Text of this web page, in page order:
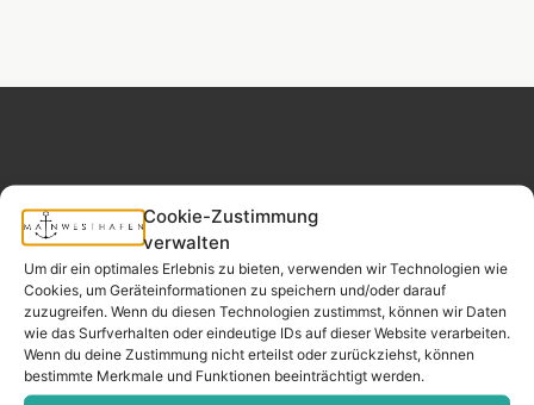
Cookie-Zustimmung
verwalten
Um dir ein optimales Erlebnis zu bieten, verwenden wir Technologien wie
Cookies, um Geräteinformationen zu speichern und/oder darauf
zuzugreifen. Wenn du diesen Technologien zustimmst, können wir Daten
wie das Surfverhalten oder eindeutige IDs auf dieser Website verarbeiten.
Wenn du deine Zustimmung nicht erteilst oder zurückziehst, können
bestimmte Merkmale und Funktionen beeinträchtigt werden.
MAINWESTHAFEN
IMMOBILIEN
Ihr Immobilienpartner
aus der
Nachbarschaft.
– seit 2017.